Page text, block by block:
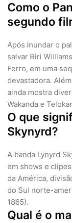
Como o
segundo
Após inundar o
salvar Riri
Ferro, em uma
devastadora.
ainda mostra
Wakanda e
O que
Skynyrd?
A banda Lynyrd
em shows e
da América,
do Sul norte-
1865).
Qual é o